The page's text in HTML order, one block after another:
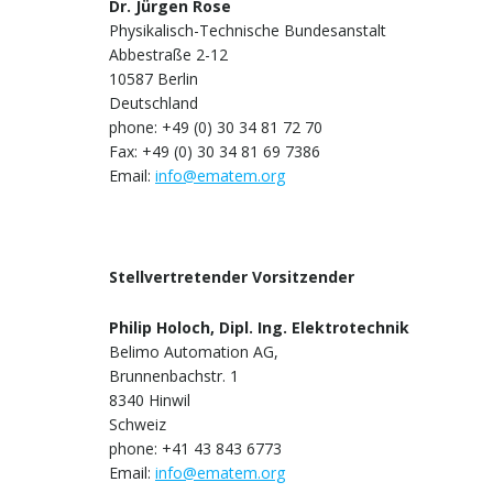
Dr. Jürgen Rose
Physikalisch-Technische Bundesanstalt
Abbestraße 2-12
10587 Berlin
Deutschland
phone: +49 (0) 30 34 81 72 70
Fax: +49 (0) 30 34 81 69 7386
Email: info@ematem.org
Stellvertretender Vorsitzender
Philip Holoch, Dipl. Ing. Elektrotechnik
Belimo Automation AG,
Brunnenbachstr. 1
8340 Hinwil
Schweiz
phone: +41 43 843 6773
Email: info@ematem.org